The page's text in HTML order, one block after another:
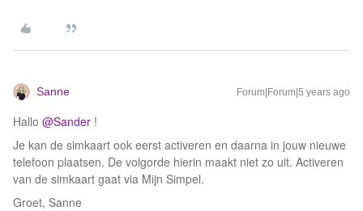
Sanne Forum|Forum|5 years ago
Hallo @Sander !
Je kan de simkaart ook eerst activeren en daarna in jouw nieuwe
telefoon plaatsen. De volgorde hierin maakt niet zo uit. Activeren
van de simkaart gaat via Mijn Simpel.
Groet, Sanne